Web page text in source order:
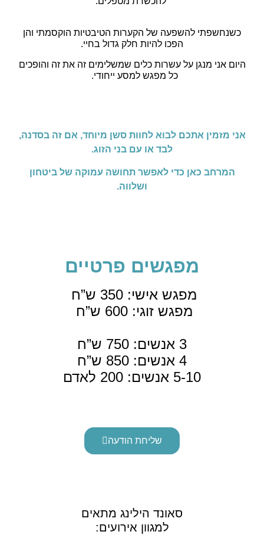
כשנחשפתי להשפעה של הקערות הטיבטיות הוקסמתי והן
הפכו להיות חלק גדול בחיי.
היום אני מנגן על עשרות כלים שמשלימים זה את זה והופכים
כל מפגש למסע ייחודי.
אני מזמין אתכם לבוא לחוות סשן מיוחד, אם זה בסדנה,
לבד או עם בני הזוג.
המרחב כאן כדי לאפשר תחושה עמוקה של ביטחון
ושלווה.
מפגשים פרטיים
מפגש אישי: 350 ש”ח
מפגש זוגי: 600 ש”ח
3 אנשים: 750 ש”ח
4 אנשים: 850 ש”ח
5-10 אנשים: 200 לאדם
שליחת הודעה
סאונד הילינג מתאים
למגוון אירועים: